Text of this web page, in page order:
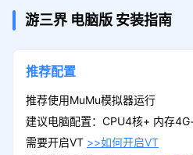
游三界 电脑版 安装指南
推荐配置
推荐使用MuMu模拟器运行
建议电脑配置：CPU4核+ 内存
需要开启VT >>如何开启VT